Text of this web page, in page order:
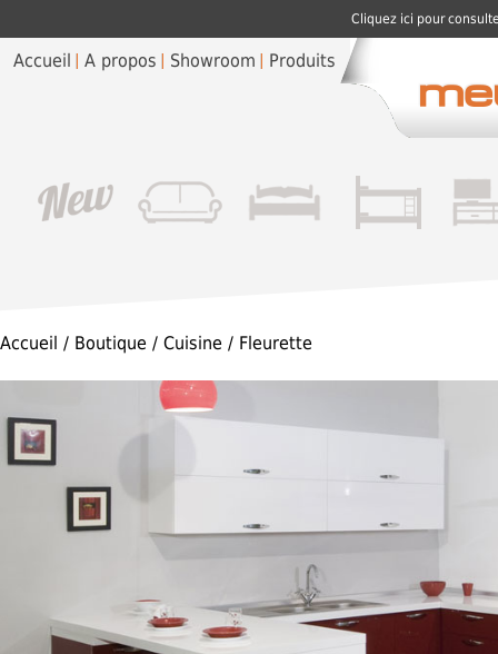
Cliquez ici pour
Accueil A propos Showroom Produits
Accueil / Boutique / Cuisine / Fleurette